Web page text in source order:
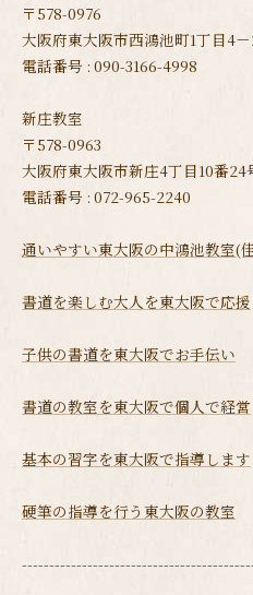
〒578-0976
大阪府東大阪市西鴻池町1丁目4
電話番号 : 090-3166-4998
新庄教室
〒578-0963
大阪府東大阪市新庄4丁目10番24
電話番号 : 072-965-2240
通いやすい東大阪の中鴻池教室(
書道を楽しむ大人を東大阪で応援
子供の書道を東大阪でお手伝い
書道の教室を東大阪で個人で経営
基本の習字を東大阪で指導します
硬筆の指導を行う東大阪の教室